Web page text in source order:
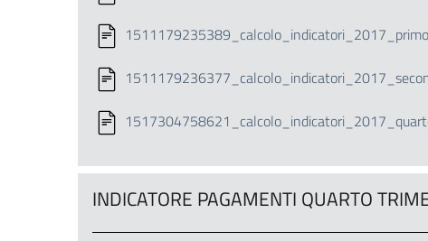
INDICATORE PAGAMENTI QUARTO